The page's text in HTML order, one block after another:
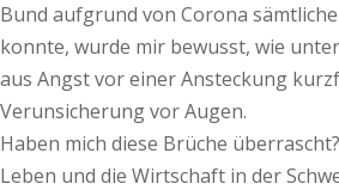
Bund aufgrund von Corona
konnte, wurde mir bewusst, wie
aus Angst vor einer Ansteckung
Verunsicherung vor Augen.
Haben mich diese Brüche
Leben und die Wirtschaft in der